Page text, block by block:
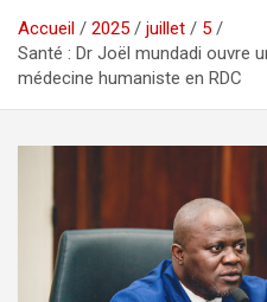
Accueil 2025 juillet
5
Santé : Dr Joël mundadi ouvre
médecine humaniste en RDC